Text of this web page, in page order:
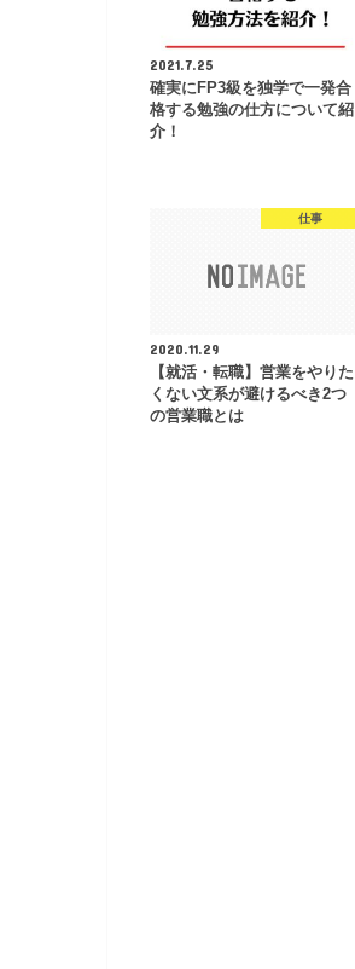
2021.7.25
確実にFP3級を独学で一発合
格する勉強の仕方について紹
介！
仕事
2020.11.29
【就活・転職】営業をやりた
くない文系が避けるべき2つ
の営業職とは